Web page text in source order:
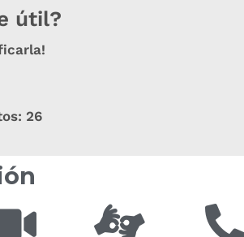
útil?
26